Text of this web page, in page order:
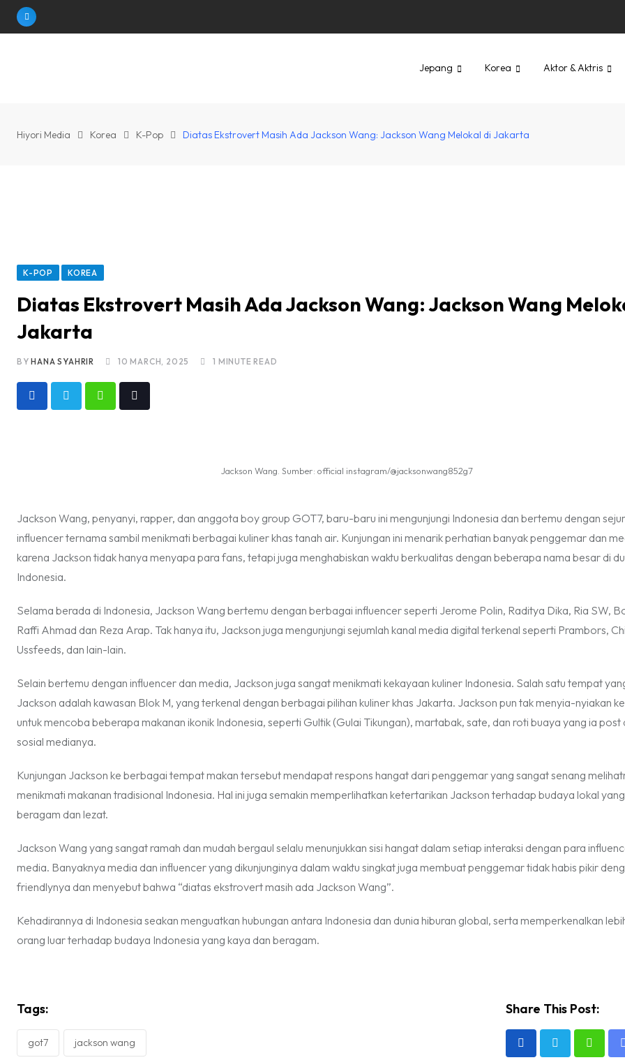
Skip
Jepang Korea Aktor & Aktris
Hiyori Media Korea K-Pop Diatas Ekstrovert Masih Ada Jackson Wang: Jackson Wang Melokal di Jakarta
K-POP KOREA
Diatas Ekstrovert Masih Ada Jackson Wang: Jackson Wang
Jakarta
BYHANA SYAHRIR 10 MARCH, 2025 1 MINUTE READ
Whatsapp
Tiktok
Jackson Wang. Sumber: official instagram/@jacksonwang852g7
Jackson Wang, penyanyi, rapper, dan anggota boy group GOT7, baru-baru ini mengunjungi Indonesia dan bertemu dengan
influencer ternama sambil menikmati berbagai kuliner khas tanah air. Kunjungan ini menarik perhatian banyak penggemar dan
karena Jackson tidak hanya menyapa para fans, tetapi juga menghabiskan waktu berkualitas dengan beberapa nama besar di
Indonesia.
Selama berada di Indonesia, Jackson Wang bertemu dengan berbagai influencer seperti Jerome Polin, Raditya Dika, Ria SW,
Raffi Ahmad dan Reza Arap. Tak hanya itu, Jackson juga mengunjungi sejumlah kanal media digital terkenal seperti Prambors,
Ussfeeds, dan lain-lain.
Selain bertemu dengan influencer dan media, Jackson juga sangat menikmati kekayaan kuliner Indonesia. Salah satu tempat
Jackson adalah kawasan Blok M, yang terkenal dengan berbagai pilihan kuliner khas Jakarta. Jackson pun tak menyia-nyiakan
untuk mencoba beberapa makanan ikonik Indonesia, seperti Gultik (Gulai Tikungan), martabak, sate, dan roti buaya yang ia post
sosial medianya.
Kunjungan Jackson ke berbagai tempat makan tersebut mendapat respons hangat dari penggemar yang sangat senang
menikmati makanan tradisional Indonesia. Hal ini juga semakin memperlihatkan ketertarikan Jackson terhadap budaya lokal
beragam dan lezat.
Jackson Wang yang sangat ramah dan mudah bergaul selalu menunjukkan sisi hangat dalam setiap interaksi dengan para
media. Banyaknya media dan influencer yang dikunjunginya dalam waktu singkat juga membuat penggemar tidak habis pikir
friendlynya dan menyebut bahwa “diatas ekstrovert masih ada Jackson Wang”.
Kehadirannya di Indonesia seakan menguatkan hubungan antara Indonesia dan dunia hiburan global, serta memperkenalkan
orang luar terhadap budaya Indonesia yang kaya dan beragam.
Tags:
got7 jackson wang
Share This Post: